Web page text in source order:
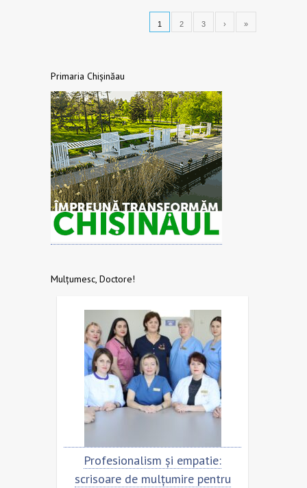
1 2 3 › »
Primaria Chișinăau
Mulțumesc, Doctore!
și empatie:
de mulțumire pentru
Scrisoare de mulțumire
echipa SCM ”Sfânta